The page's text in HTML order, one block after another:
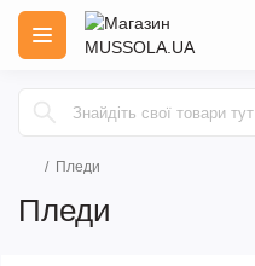
Пледи
Пледи